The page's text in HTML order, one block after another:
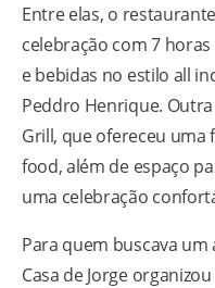
Entre elas, o
celebração com 7
e bebidas no estilo all
Peddro Henrique.
Grill, que ofereceu uma
food, além de espaço
uma celebração
Para quem buscava
Casa de Jorge